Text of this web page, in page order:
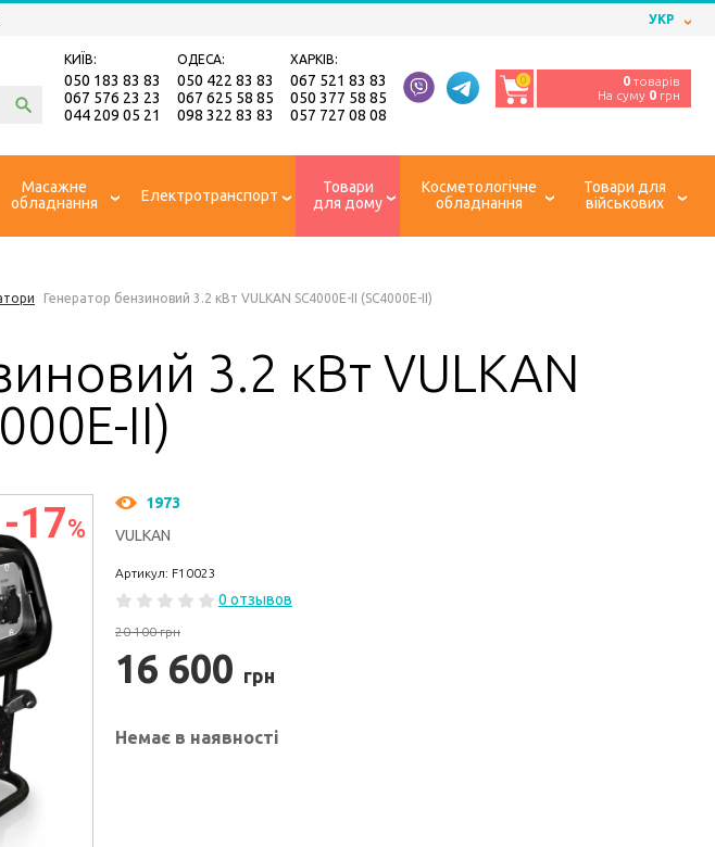
УКР
КИЇВ:
050 183 83 83
067 576 23 23
044 209 05 21
ОДЕСА:
050 422 83 83
067 625 58 85
098 322 83 83
ХАРКІВ:
067 521 83 83
050 377 58 85
057 727 08 08
0 0 товарів
На суму 0 грн
Масажне
обладнання
Електротранспорт
Товари
для дому
Косметологічне
обладнання
Товари для
військових
Генератор бензиновий 3.2 кВт VULKAN SC4000E-II (SC4000E-II)
3.2 кВт VULKAN
II)
-17%
1973
VULKAN
Артикул: F10023
0 отзывов
20 100 грн
16 600 грн
Немає в наявності